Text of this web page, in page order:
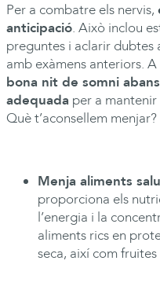
Per a combatre els nervis,
anticipació. Això inclou
preguntes i aclarir dubtes
amb exàmens anteriors.
bona nit de somni
adequada per a
Què t’aconsellem menjar?
Menja aliments
proporciona els
l’energia i la
aliments rics en
seca, així com